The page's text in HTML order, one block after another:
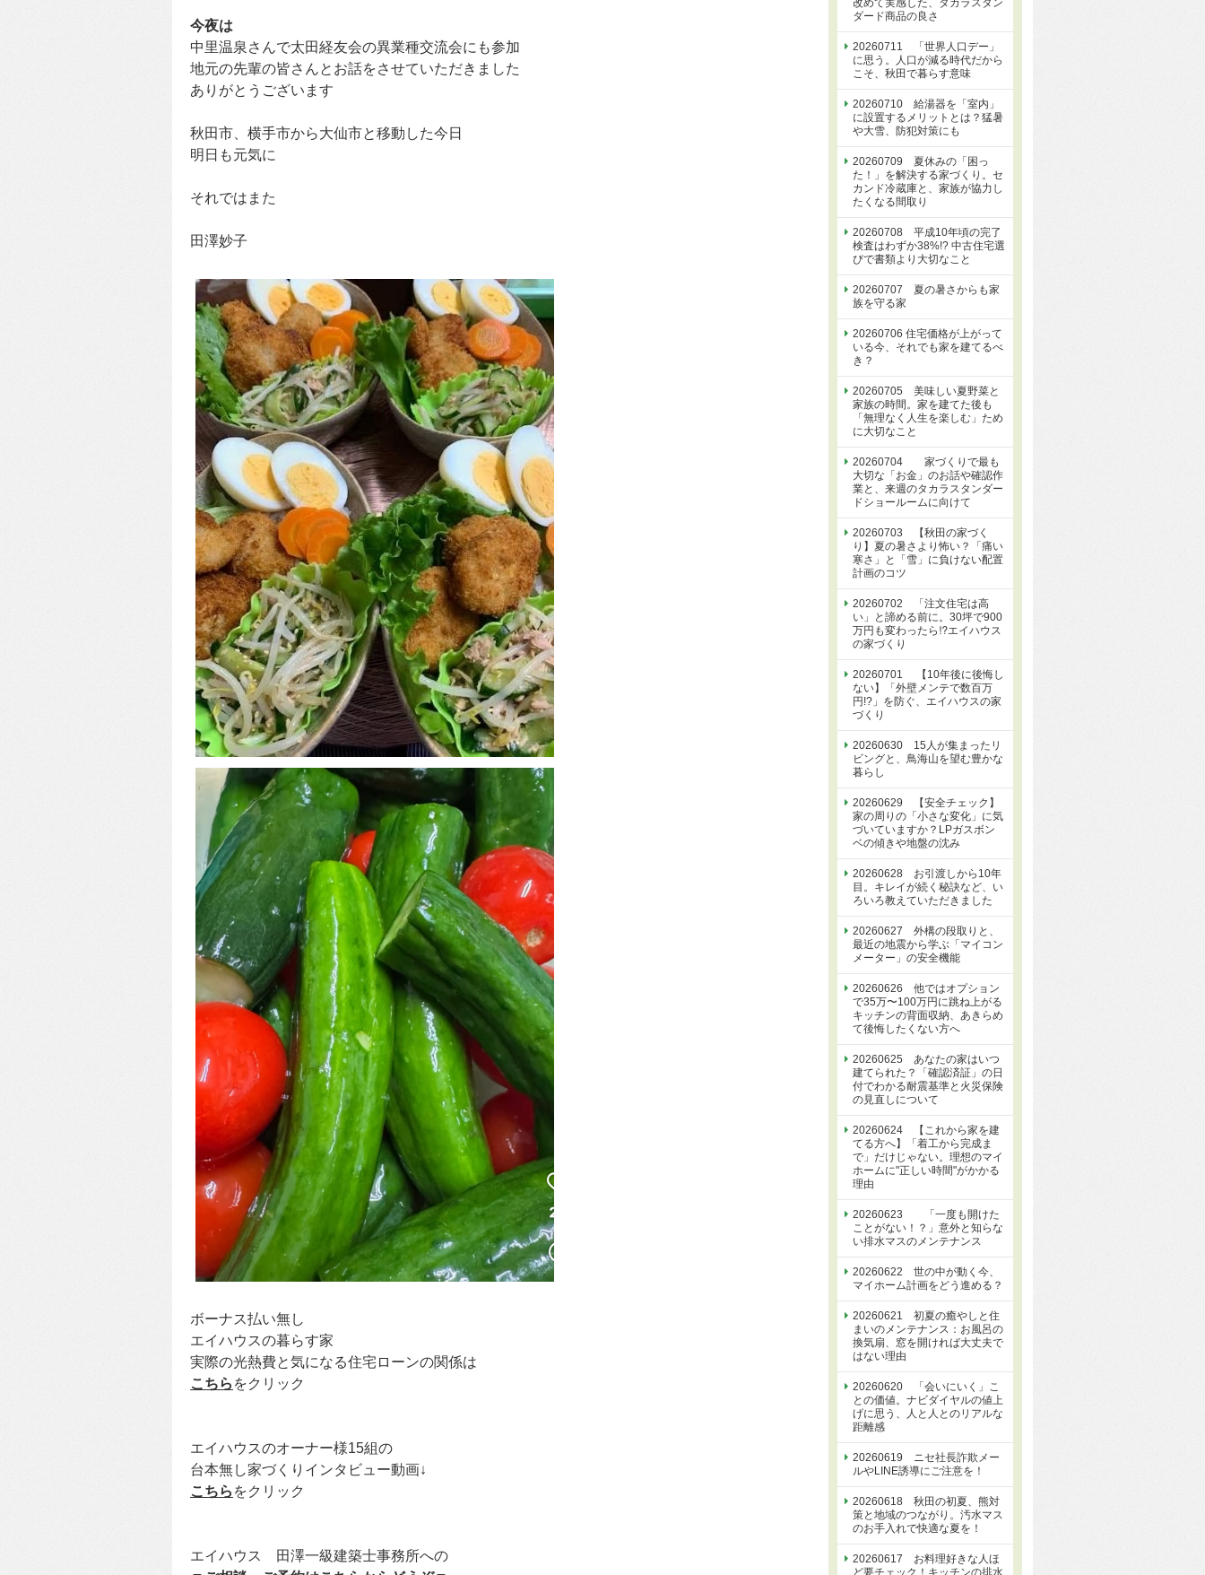
今夜は
中里温泉さんで太田経友会の異業種交流会にも参加
地元の先輩の皆さんとお話をさせていただきました
ありがとうございます
秋田市、横手市から大仙市と移動した今日
明日も元気に
それではまた
田澤妙子
ボーナス払い無し
エイハウスの暮らす家
実際の光熱費と気になる住宅ローンの関係は
こちら をクリック
エイハウスのオーナー様15組の
台本無し家づくりインタビュー動画↓
こちら をクリック
エイハウス 田澤一級建築士事務所への
改めて実感した、タカラスタン
ダード商品の良さ
20260711 「世界人口デー」
に思う。人口が減る時代だから
こそ、秋田で暮らす意味
20260710 給湯器を「室内」
に設置するメリットとは？猛暑
や大雪、防犯対策にも
20260709 夏休みの「困っ
た！」を解決する家づくり。セ
カンド冷蔵庫と、家族が協力し
たくなる間取り
20260708 平成10年頃の完了
検査はわずか38%!? 中古住宅選
びで書類より大切なこと
20260707 夏の暑さからも家
族を守る家
20260706 住宅価格が上がって
いる今、それでも家を建てるべ
き？
20260705 美味しい夏野菜と
家族の時間。家を建てた後も
「無理なく人生を楽しむ」ため
に大切なこと
20260704 家づくりで最も
大切な「お金」のお話や確認作
業と、来週のタカラスタンダー
ドショールームに向けて
20260703 【秋田の家づく
り】夏の暑さより怖い？「痛い
寒さ」と「雪」に負けない配置
計画のコツ
20260702 「注文住宅は高
い」と諦める前に。30坪で900
万円も変わったら⁉エイハウス
の家づくり
20260701 【10年後に後悔し
ない】「外壁メンテで数百万
円!?」を防ぐ、エイハウスの家
づくり
20260630 15人が集まったリ
ビングと、鳥海山を望む豊かな
暮らし
20260629 【安全チェック】
家の周りの「小さな変化」に気
づいていますか？LPガスボン
ベの傾きや地盤の沈み
20260628 お引渡しから10年
目。キレイが続く秘訣など、い
ろいろ教えていただきました
20260627 外構の段取りと、
最近の地震から学ぶ「マイコン
メーター」の安全機能
20260626 他ではオプション
で35万〜100万円に跳ね上がる
キッチンの背面収納、あきらめ
て後悔したくない方へ
20260625 あなたの家はいつ
建てられた？「確認済証」の日
付でわかる耐震基準と火災保険
の見直しについて
20260624 【これから家を建
てる方へ】「着工から完成ま
で」だけじゃない。理想のマイ
ホームに"正しい時間"がかかる
理由
20260623 「一度も開けた
ことがない！？」意外と知らな
い排水マスのメンテナンス
20260622 世の中が動く今、
マイホーム計画をどう進める？
20260621 初夏の癒やしと住
まいのメンテナンス：お風呂の
換気扇、窓を開ければ大丈夫で
はない理由
20260620 「会いにいく」こ
との価値。ナビダイヤルの値上
げに思う、人と人とのリアルな
距離感
20260619 ニセ社長詐欺メー
ルやLINE誘導にご注意を！
20260618 秋田の初夏、熊対
策と地域のつながり。汚水マス
のお手入れで快適な夏を！
20260617 お料理好きな人ほ
ど要チェック！キッチンの排水